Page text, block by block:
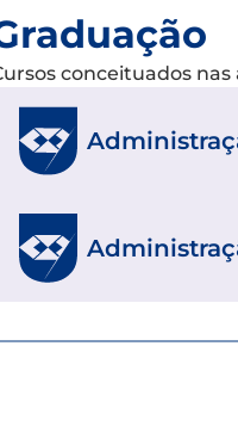
conceituados